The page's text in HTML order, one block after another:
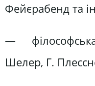
Фейєрабенд та
—
Шелер, Г.